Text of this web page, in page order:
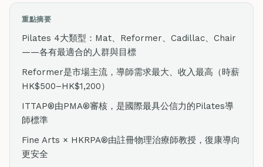
重點摘要
Pilates 4大類型：Mat、Reformer、Cadillac、Chair
——各有最適合的人群與目標
Reformer是市場主流，導師需求最大、收入最高（時薪
HK$500–HK$1,200）
ITTAP®由PMA®審核，是國際最具公信力的Pilates導
師標準
Fine Arts × HKRPA®由註冊物理治療師教授，復康導向
更安全